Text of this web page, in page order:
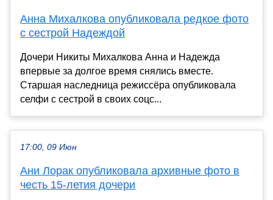
Анна Михалкова опубликовала редкое фото
с сестрой Надеждой
Дочери Никиты Михалкова Анна и Надежда
впервые за долгое время снялись вместе.
Старшая наследница режиссёра опубликовала
селфи с сестрой в своих соцс...
17:00, 09 Июн
Ани Лорак опубликовала архивные фото в
честь 15-летия дочери